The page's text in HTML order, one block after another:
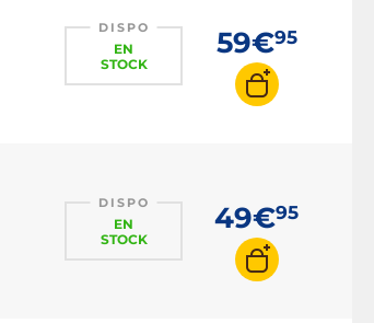
DISPO
EN
STOCK
59€95
DISPO
EN
STOCK
49€95